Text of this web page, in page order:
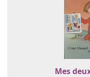
Mes